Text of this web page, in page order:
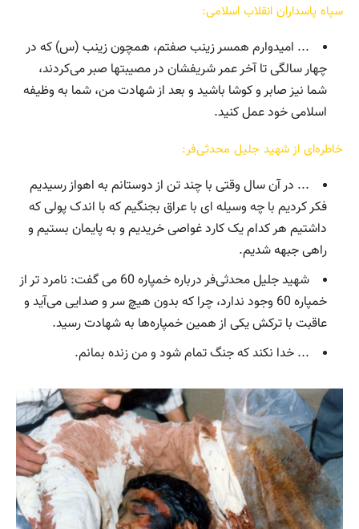
سپاه پاسداران انقلاب اسلامی:
... امیدوارم همسر زینب صفتم، همچون زینب (س) که در
چهار سالگی تا آخر عمر شریفشان در مصیبتها صبر می‌کردند،
شما نیز صابر و کوشا باشید و بعد از شهادت من، شما به وظیفه
اسلامی خود عمل کنید.
خاطره‌ای از شهید جلیل محدثی‌فر:
... در آن سال وقتی با چند تن از دوستانم به اهواز رسیدیم
فکر کردیم با چه وسیله ای با عراق بجنگیم که با اندک پولی که
داشتیم هر کدام یک کارد غواصی خریدیم و به پایمان بستیم و
راهی جبهه شدیم.
شهید جلیل محدثی‌فر درباره خمپاره 60 می گفت: نامرد تر از
خمپاره 60 وجود ندارد، چرا که بدون هیچ سر و صدایی می‌آید و
عاقبت با ترکش یکی از همین خمپاره‌ها به شهادت رسید.
... خدا نکند که جنگ تمام شود و من زنده بمانم.